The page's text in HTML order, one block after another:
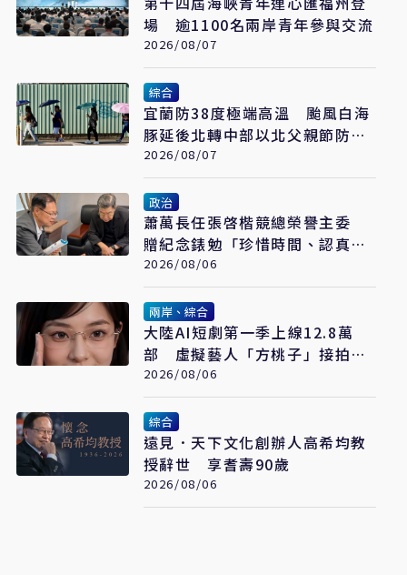
場 逾1100名兩岸青年參與交流
2026/08/07
綜合
宜蘭防38度極端高溫 颱風白海
豚延後北轉中部以北父親節防豪
大雨
2026/08/07
政治
蕭萬長任張啓楷競總榮譽主委
贈紀念錶勉「珍惜時間、認真打
拚」
2026/08/06
兩岸、綜合
大陸AI短劇第一季上線12.8萬
部 虛擬藝人「方桃子」接拍美
瞳廣告
2026/08/06
綜合
遠見．天下文化創辦人高希均教
授辭世 享耆壽90歲
2026/08/06